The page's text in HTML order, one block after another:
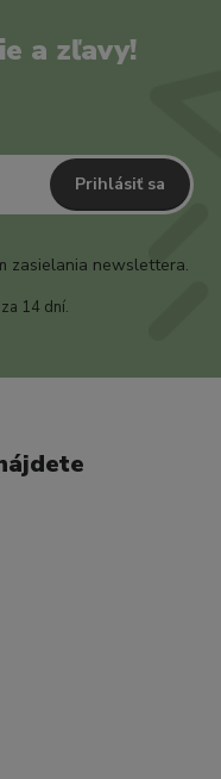
a zľavy!
Prihlásiť sa
zasielania newslettera.
14 dní.